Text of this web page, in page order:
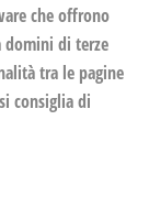
che offrono
domini di terze
tra le pagine
consiglia di